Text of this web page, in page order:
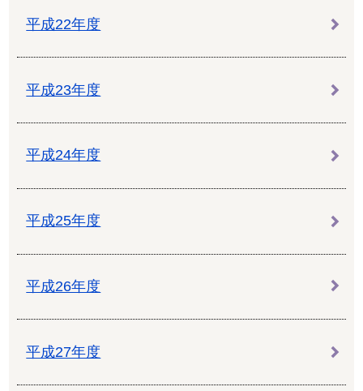
平成22年度
平成23年度
平成24年度
平成25年度
平成26年度
平成27年度